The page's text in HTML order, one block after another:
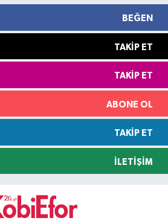
BEĞEN
TAKIP ET
TAKIP ET
ABONE OL
TAKIP ET
İLETIŞIM